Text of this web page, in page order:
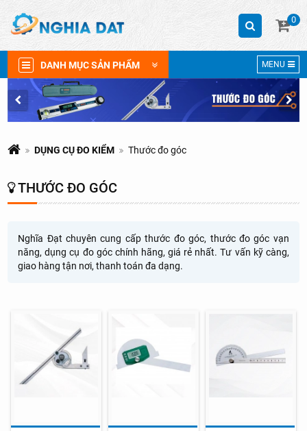
0
DANH MỤC SẢN PHẨM MENU
DỤNG CỤ ĐO KIỂM Thước đo góc
THƯỚC ĐO GÓC
Nghĩa Đạt chuyên cung cấp thước đo góc, thước đo góc vạn
năng, dụng cụ đo góc chính hãng, giá rẻ nhất. Tư vấn kỹ càng,
giao hàng tận nơi, thanh toán đa dạng.